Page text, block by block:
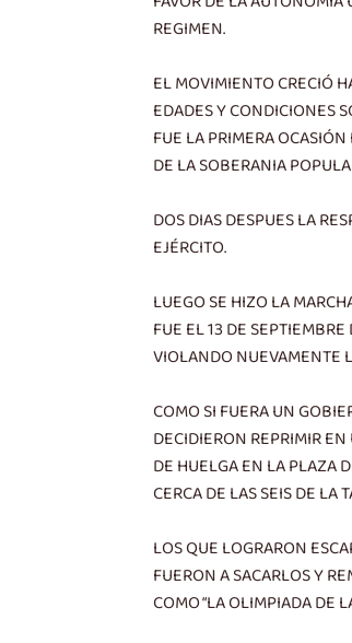
REGIMEN.
EL MOVIMIENTO CRECIÓ
EDADES Y CONDICIONES
FUE LA PRIMERA
DE LA SOBERANIA
DOS DIAS DESPUES LA
EJÉRCITO.
LUEGO SE HIZO LA
FUE EL 13 DE
VIOLANDO NUEVAMENTE
COMO SI FUERA UN
DECIDIERON REPRIMIR
DE HUELGA EN LA PLAZA
CERCA DE LAS SEIS DE LA
LOS QUE LOGRARON
FUERON A SACARLOS Y
COMO “LA OLIMPIADA DE